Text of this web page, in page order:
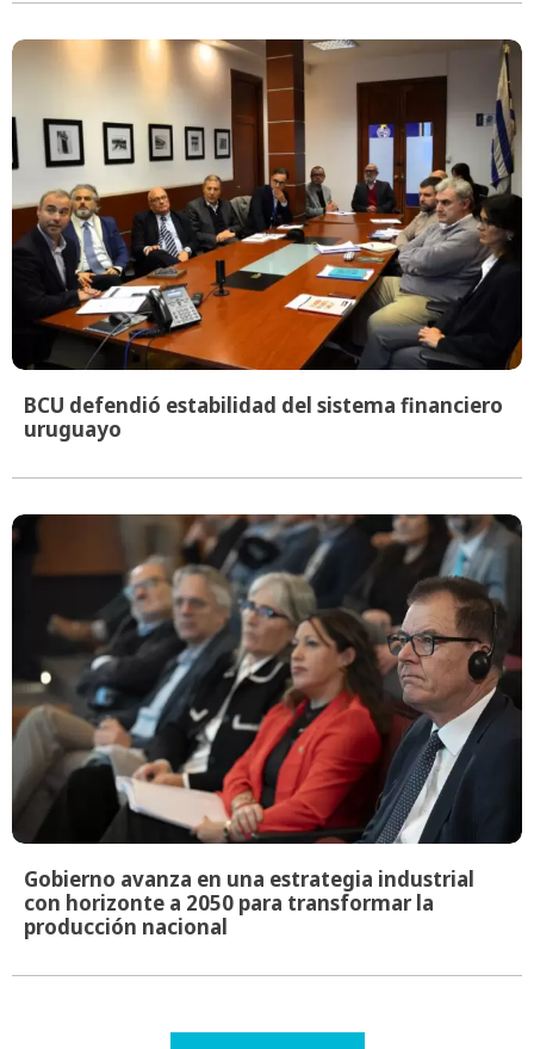
BCU defendió estabilidad del sistema financiero
uruguayo
Gobierno avanza en una estrategia industrial
con horizonte a 2050 para transformar la
producción nacional